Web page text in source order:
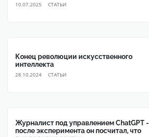
10.07.2025 CТАТЬИ
Конец революции искусственного
интеллекта
28.10.2024 CТАТЬИ
Журналист под управлением ChatGPT -
после эксперимента он посчитал, что